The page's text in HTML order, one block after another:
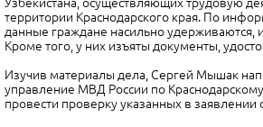
территории Краснодарского края. По
данные граждане насильно удерживаются,
Кроме того, у них изъяты документы,
Изучив материалы дела, Сергей Мышак
управление МВД России по
провести проверку указанных в заявлении